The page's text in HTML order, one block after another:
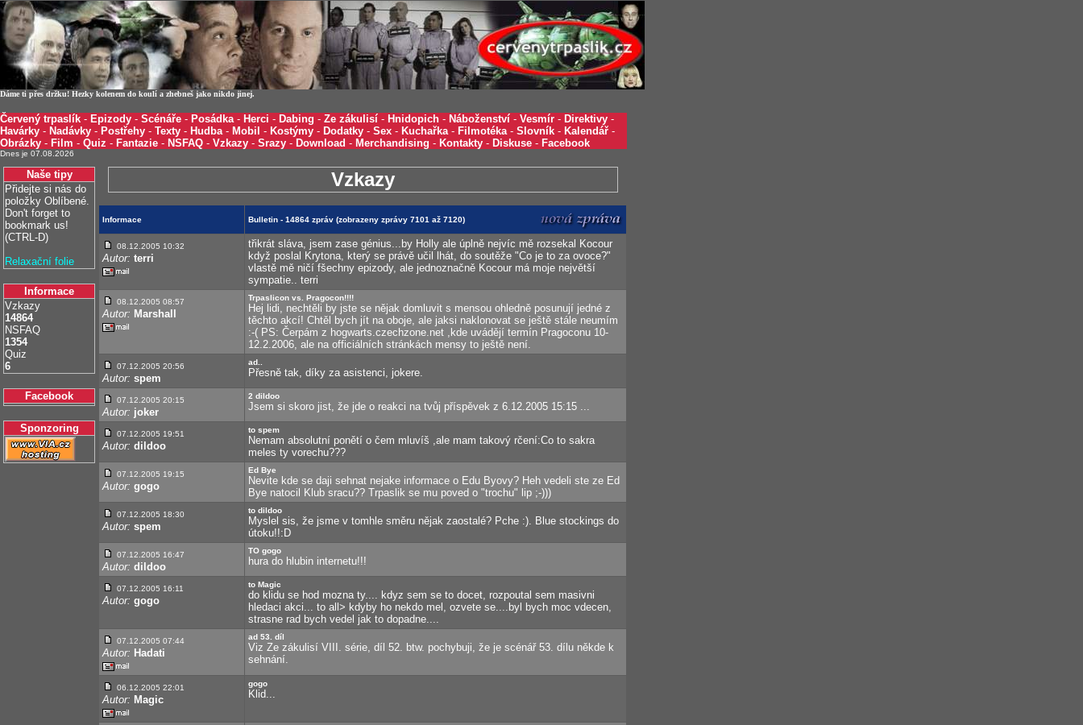
Dáme ti přes držku! Hezky kolenem do koulí a zhebneš jako nikdo jinej.
Červený trpaslík - Epizody - Scénáře - Posádka- Herci - Dabing - Ze zákulisí - Hnidopich - Náboženství - Vesmír - Direktivy -
Havárky - Nadávky - Postřehy - Texty - Hudba- Mobil - Kostýmy - Dodatky - Sex - Kuchařka- Filmotéka- Slovník - Kalendář -
Obrázky - Film - Quiz - Fantazie - NSFAQ - Vzkazy - Srazy - Download - Merchandising - Kontakty - Diskuse - Facebook
Dnes je 07.08.2026
Naše tipy
Přidejte si nás do
položky Oblíbené.
Don't forget to
bookmark us!
(CTRL-D)
Relaxační folie
Informace
Vzkazy
14864
NSFAQ
1354
Quiz
6
Facebook
Sponzoring
Vzkazy
Informace Bulletin - 14864 zpráv (zobrazeny zprávy 7101 až 7120)
08.12.2005 10:32
Autor: terri
třikrát sláva, jsem zase génius...by Holly ale úplně nejvíc mě rozsekal Kocour
když poslal Krytona, který se právě učil lhát, do soutěže "Co je to za ovoce?"
vlastě mě ničí fšechny epizody, ale jednoznačně Kocour má moje největší
sympatie.. terri
08.12.2005 08:57
Autor: Marshall
Trpaslicon vs. Pragocon!!!!
Hej lidi, nechtěli by jste se nějak domluvit s mensou ohledně posunují jedné z
těchto akcí! Chtěl bych jít na oboje, ale jaksi naklonovat se ještě stále neumím
:-( PS: Čerpám z hogwarts.czechzone.net ,kde uvádějí termín Pragoconu 10-
12.2.2006, ale na officiálních stránkách mensy to ještě není.
07.12.2005 20:56
Autor: spem
ad..
Přesně tak, díky za asistenci, jokere.
07.12.2005 20:15
Autor: joker
2 dildoo
Jsem si skoro jist, že jde o reakci na tvůj příspěvek z 6.12.2005 15:15 ...
07.12.2005 19:51
Autor: dildoo
to spem
Nemam absolutní ponětí o čem mluvíš ,ale mam takový rčení:Co to sakra
meles ty vorechu???
07.12.2005 19:15
Autor: gogo
Ed Bye
Nevite kde se daji sehnat nejake informace o Edu Byovy? Heh vedeli ste ze Ed
Bye natocil Klub sracu?? Trpaslik se mu poved o "trochu" lip ;-)))
07.12.2005 18:30
Autor: spem
to dildoo
Myslel sis, že jsme v tomhle směru nějak zaostalé? Pche :). Blue stockings do
útoku!!:D
07.12.2005 16:47
Autor: dildoo
TO gogo
hura do hlubin internetu!!!
07.12.2005 16:11
Autor: gogo
to Magic
do klidu se hod mozna ty.... kdyz sem se to docet, rozpoutal sem masivni
hledaci akci... to all> kdyby ho nekdo mel, ozvete se....byl bych moc vdecen,
strasne rad bych vedel jak to dopadne....
07.12.2005 07:44
Autor: Hadati
ad 53. díl
Viz Ze zákulisí VIII. série, díl 52. btw. pochybuji, že je scénář 53. dílu někde k
sehnání.
06.12.2005 22:01
Autor: Magic
gogo
Klid...